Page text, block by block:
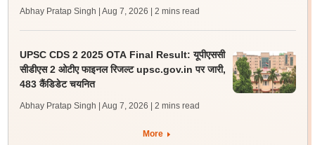
Abhay Pratap Singh | Aug 7, 2026 | 2 mins read
UPSC CDS 2 2025 OTA Final Result: यूपीएससी
सीडीएस 2 ओटीए फाइनल रिजल्ट upsc.gov.in पर जारी,
483 कैंडिडेट चयनित
Abhay Pratap Singh | Aug 7, 2026 | 2 mins read
More